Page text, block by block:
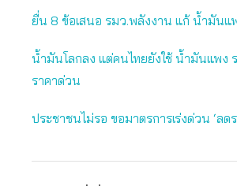
ยื่น 8 ข้อเสนอ รมว.พลังงาน แก้ น้ำมันแ
น้ำมันโลกลง แต่คนไทยยังใช้ น้ำมันแพง
ราคาด่วน
ประชาชนไม่รอ ขอมาตรการเร่งด่วน ‘ล